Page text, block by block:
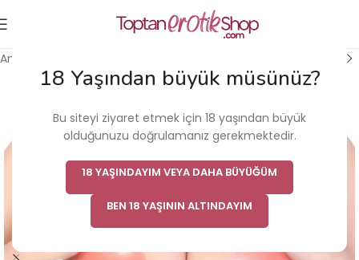
18 Yaşından büyük müsünüz?
Bu siteyi ziyaret etmek için 18 yaşından büyük
olduğunuzu doğrulamanız gerekmektedir.
18 YAŞINDAYIM VEYA DAHA BÜYÜĞÜM
BEN 18 YAŞININ ALTINDAYIM
Ana Sayfa